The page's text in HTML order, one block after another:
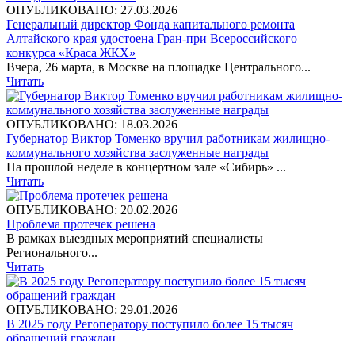
ОПУБЛИКОВАНО: 27.03.2026
Генеральный директор Фонда капитального ремонта
Алтайского края удостоена Гран-при Всероссийского
конкурса «Краса ЖКХ»
Вчера, 26 марта, в Москве на площадке Центрального...
Читать
ОПУБЛИКОВАНО: 18.03.2026
Губернатор Виктор Томенко вручил работникам жилищно-
коммунального хозяйства заслуженные награды
На прошлой неделе в концертном зале «Сибирь» ...
Читать
ОПУБЛИКОВАНО: 20.02.2026
Проблема протечек решена
В рамках выездных мероприятий специалисты
Регионального...
Читать
ОПУБЛИКОВАНО: 29.01.2026
В 2025 году Регоператору поступило более 15 тысяч
обращений граждан